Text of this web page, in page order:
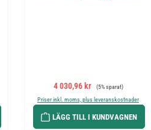
Försäljningspris:
4 030,96 kr Ordinarie pris:
(5% sparat)
Priser inkl. moms, plus leveranskostnader
LÄGG TILL I KUNDVAGNEN